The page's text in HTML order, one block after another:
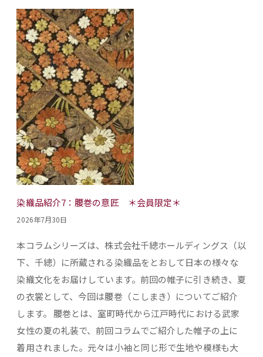
染織品紹介7：腰巻の意匠 ＊会員限定＊
2026年7月30日
本コラムシリーズは、株式会社千總ホールディングス（以
下、千總）に所蔵される染織品をとおして日本の様々な
染織文化をお届けしています。前回の帷子に引き続き、夏
の衣裳として、今回は腰巻（こしまき）についてご紹介
します。 腰巻とは、室町時代から江戸時代における武家
女性の夏の礼装で、前回コラムでご紹介した帷子の上に
着用されました。元々は小袖と同じ形で生地や模様も大